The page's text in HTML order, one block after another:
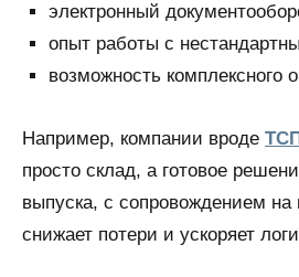
электронный
опыт работы с
возможность комплексного
Например, компании вроде
просто склад, а готовое
выпуска, с сопровождением на
снижает потери и ускоряет